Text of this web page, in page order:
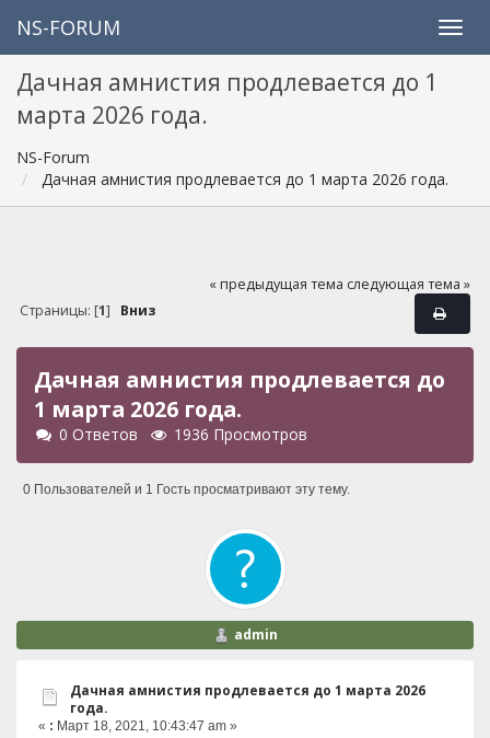
NS-FORUM
Дачная амнистия продлевается до 1
марта 2026 года.
NS-Forum
Дачная амнистия продлевается до 1 марта 2026 года.
« предыдущая тема следующая тема »
Страницы: [1] Вниз
Дачная амнистия продлевается до
1 марта 2026 года.
0 Ответов 1936 Просмотров
0 Пользователей и 1 Гость просматривают эту тему.
admin
Дачная амнистия продлевается до 1 марта 2026
года.
« : Март 18, 2021, 10:43:47 am »